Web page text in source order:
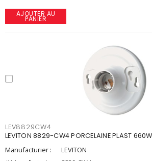
AJOUTER AU
PANIER
LEV8829CW4
LEVITON 8829-CW4 PORCELAINE PLAST
Manufacturier :
LEVITON